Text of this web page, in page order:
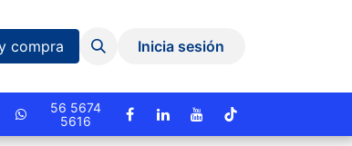
y Capacitaciones Quiniela
compra Inicia sesión
56 5674
5616